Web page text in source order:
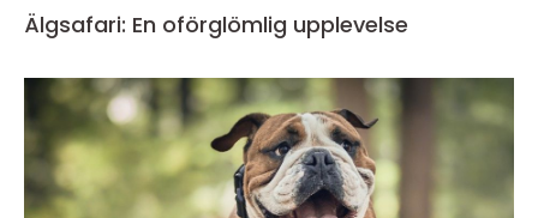
Älgsafari: En oförglömlig upplevelse